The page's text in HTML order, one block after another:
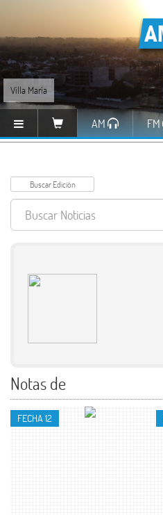
Villa María
AM FM
Notas de
FECHA 12